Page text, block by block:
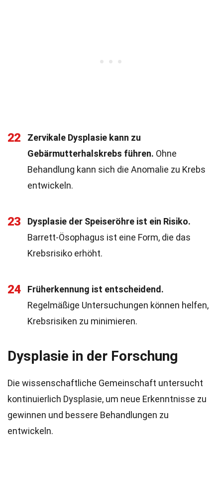
22
Zervikale Dysplasie kann zu
Gebärmutterhalskrebs führen. Ohne
Behandlung kann sich die Anomalie zu Krebs
entwickeln.
23
Dysplasie der Speiseröhre ist ein Risiko.
Barrett-Ösophagus ist eine Form, die das
Krebsrisiko erhöht.
24
Früherkennung ist entscheidend.
Regelmäßige Untersuchungen können helfen,
Krebsrisiken zu minimieren.
Dysplasie in der Forschung
Die wissenschaftliche Gemeinschaft untersucht
kontinuierlich Dysplasie, um neue Erkenntnisse zu
gewinnen und bessere Behandlungen zu
entwickeln.